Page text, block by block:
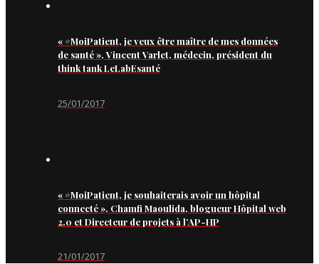
« #MoiPatient, je veux être maître de mes données
de santé », Vincent Varlet, médecin, président du
think tank LeLabEsanté
25/01/2017
« #MoiPatient, je souhaiterais avoir un hôpital
connecté », Chamfi Maoulida, blogueur Hôpital web
2.0 et Directeur de projets à l’AP-HP
21/01/2017